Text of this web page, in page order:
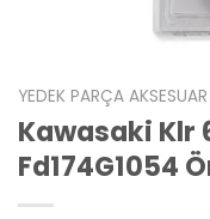
YEDEK PARÇA AKSESUAR
Kawasaki Klr
Fd174G1054